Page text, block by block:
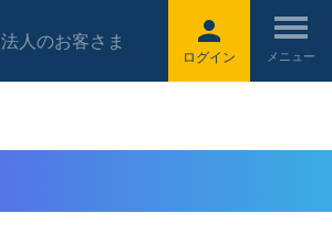
ログイン
法人のお客さま